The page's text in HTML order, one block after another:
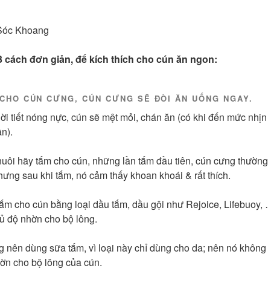
Khoang
cách đơn giản, để kích thích cho cún ăn ngon:
CÚN CƯNG, CÚN CƯNG SẼ ĐÒI ĂN UỐNG NGAY.
tiết nóng nực, cún sẽ mệt mỏi, chán ăn (có khi đến mức
hãy tắm cho cún, những lần tắm đầu tiên, cún cưng
sau khi tắm, nó cảm thấy khoan khoái & rất thích.
cho cún bằng loại dầu tắm, dầu gội như Rejoice,
độ nhờn cho bộ lông.
nên dùng sữa tắm, vì loại này chỉ dùng cho da; nên nó
cho bộ lông của cún.